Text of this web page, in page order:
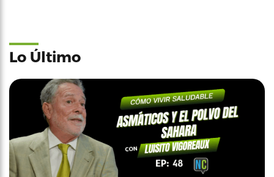
Lo Último